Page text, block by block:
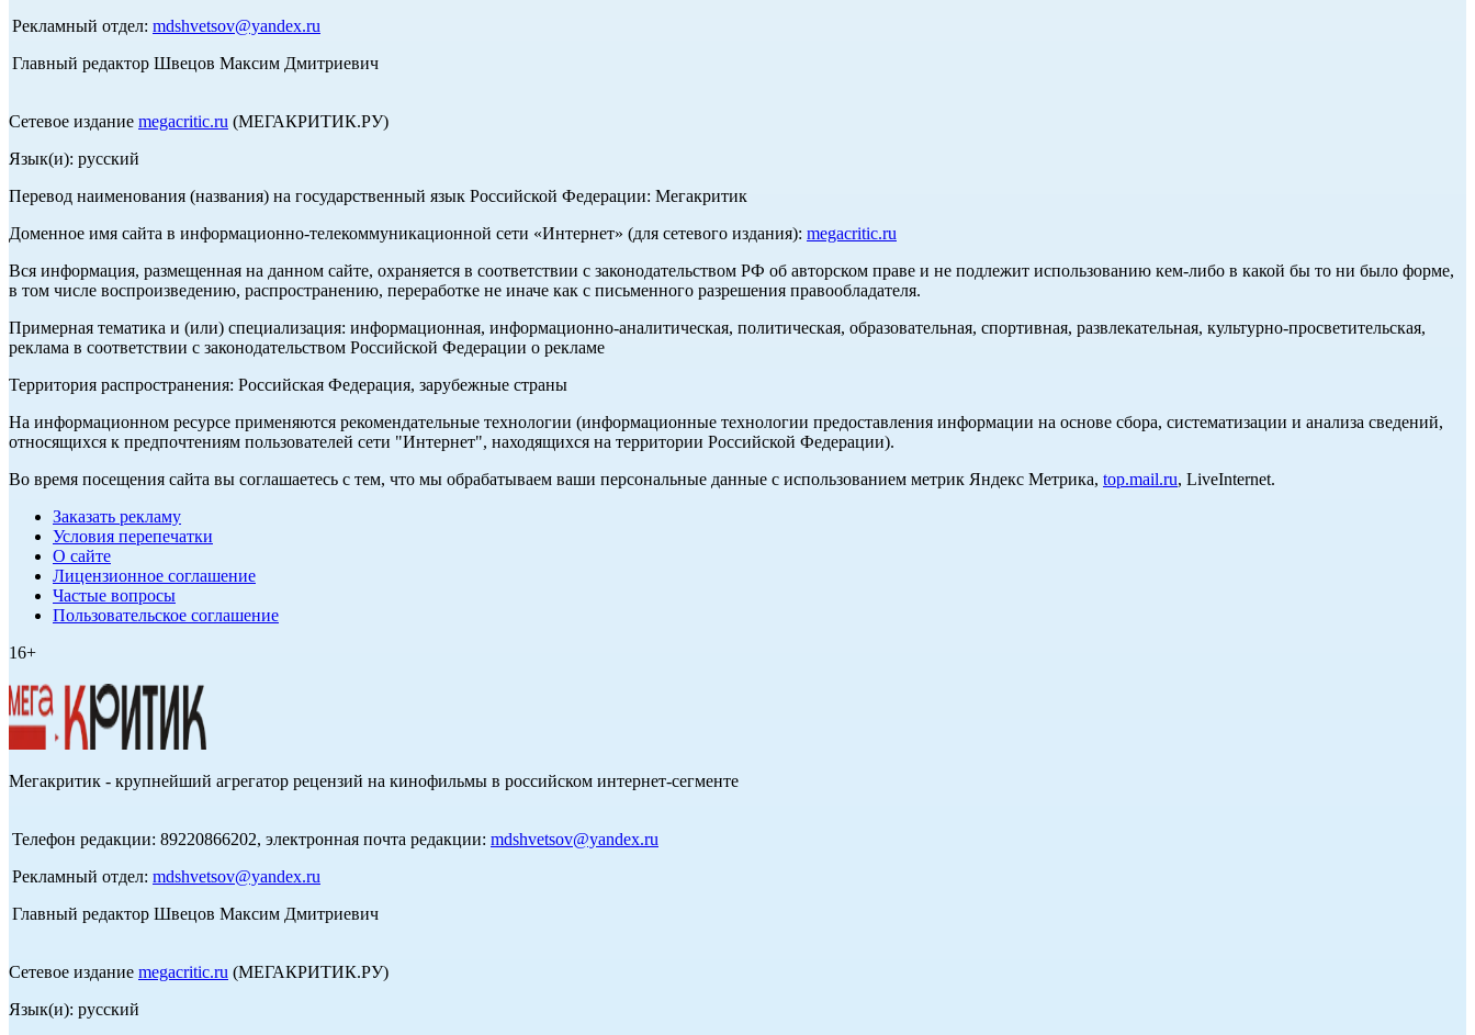
Рекламный отдел: mdshvetsov@yandex.ru
Главный редактор Швецов Максим Дмитриевич
Сетевое издание megacritic.ru (МЕГАКРИТИК.РУ)
Язык(и): русский
Перевод наименования (названия) на государственный язык Российской Федерации: Мегакритик
Доменное имя сайта в информационно-телекоммуникационной сети «Интернет» (для сетевого издания): megacritic.ru
Вся информация, размещенная на данном сайте, охраняется в соответствии с законодательством РФ об авторском праве и не подлежит использованию кем-либо в какой бы то ни было форме,
в том числе воспроизведению, распространению, переработке не иначе как с письменного разрешения правообладателя.
Примерная тематика и (или) специализация: информационная, информационно-аналитическая, политическая, образовательная, спортивная, развлекательная, культурно-просветительская,
реклама в соответствии с законодательством Российской Федерации о рекламе
Территория распространения: Российская Федерация, зарубежные страны
На информационном ресурсе применяются рекомендательные технологии (информационные технологии предоставления информации на основе сбора, систематизации и анализа сведений,
относящихся к предпочтениям пользователей сети "Интернет", находящихся на территории Российской Федерации).
Во время посещения сайта вы соглашаетесь с тем, что мы обрабатываем ваши персональные данные с использованием метрик Яндекс Метрика, top.mail.ru, LiveInternet.
Заказать рекламу
Условия перепечатки
О сайте
Лицензионное соглашение
Частые вопросы
Пользовательское соглашение
16+
Мегакритик - крупнейший агрегатор рецензий на кинофильмы в российском интернет-сегменте
Телефон редакции: 89220866202, электронная почта редакции: mdshvetsov@yandex.ru
Рекламный отдел: mdshvetsov@yandex.ru
Главный редактор Швецов Максим Дмитриевич
Сетевое издание megacritic.ru (МЕГАКРИТИК.РУ)
Язык(и): русский